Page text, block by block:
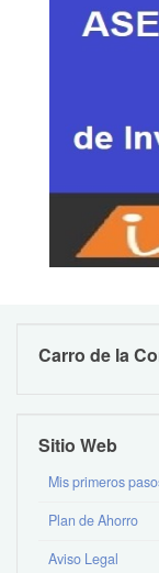
Carro de la
Sitio Web
Mis primeros
Plan de Ahorro
Aviso Legal